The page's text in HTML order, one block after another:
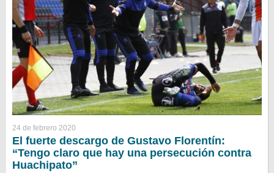
24 de febrero 2020
El fuerte descargo de Gustavo Florentín:
“Tengo claro que hay una persecución contra
Huachipato”